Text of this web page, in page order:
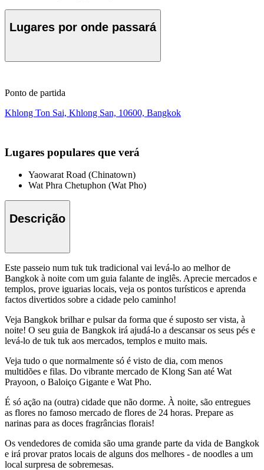
Lugares por onde passará
Ponto de partida
Khlong Ton Sai, Khlong San, 10600, Bangkok
Lugares populares que verá
Yaowarat Road (Chinatown)
Wat Phra Chetuphon (Wat Pho)
Descrição
Este passeio num tuk tuk tradicional vai levá-lo ao melhor de
Bangkok à noite com um guia falante de inglês. Aprecie mercados e
templos, prove iguarias locais, veja os pontos turísticos e aprenda
factos divertidos sobre a cidade pelo caminho!
Veja Bangkok brilhar e pulsar da forma que é suposto ser vista, à
noite! O seu guia de Bangkok irá ajudá-lo a descansar os seus pés e
levá-lo de tuk tuk aos mercados, templos e muito mais.
Veja tudo o que normalmente só é visto de dia, com menos
multidões e filas. Do vibrante mercado de Klong San até Wat
Prayoon, o Baloiço Gigante e Wat Pho.
É só ação na (outra) cidade que não dorme. À noite, são entregues
as flores no famoso mercado de flores de 24 horas. Prepare as
narinas para as doces fragrâncias florais!
Os vendedores de comida são uma grande parte da vida de Bangkok
e irá provar pratos locais de alguns dos melhores - de noodles a um
local surpresa de sobremesas.